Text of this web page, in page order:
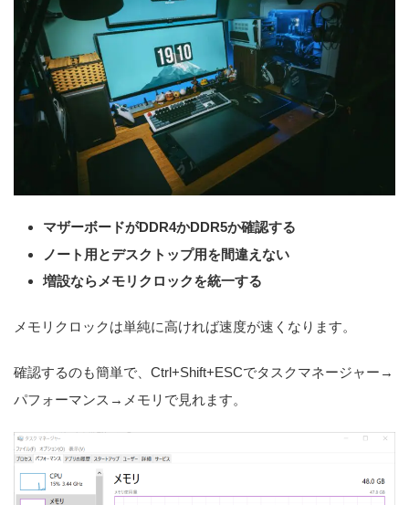
マザーボードがDDR4かDDR5か確認する
ノート用とデスクトップ用を間違えない
増設ならメモリクロックを統一する
メモリクロックは単純に高ければ速度が速くなります。
確認するのも簡単で、Ctrl+Shift+ESCでタスクマネージャー→
パフォーマンス→メモリで見れます。